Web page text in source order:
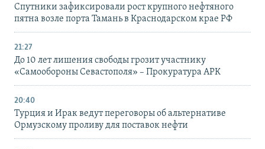
Спутники зафиксировали рост крупного нефтяного
пятна возле порта Тамань в Краснодарском крае РФ
21:27
До 10 лет лишения свободы грозит участнику
«Самообороны Севастополя» – Прокуратура АРК
20:40
Турция и Ирак ведут переговоры об альтернативе
Ормузскому проливу для поставок нефти